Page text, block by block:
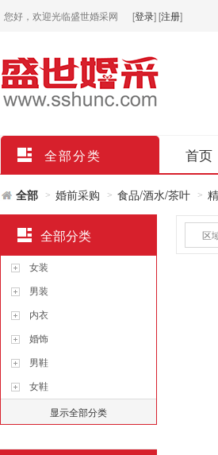
您好，欢迎光临盛世婚采网 [登录][注册]
全部分类 首页
全部 > 婚前采购 > 食品/酒水/茶叶 >
区
全部分类
女装
男装
内衣
婚饰
男鞋
女鞋
显示全部分类